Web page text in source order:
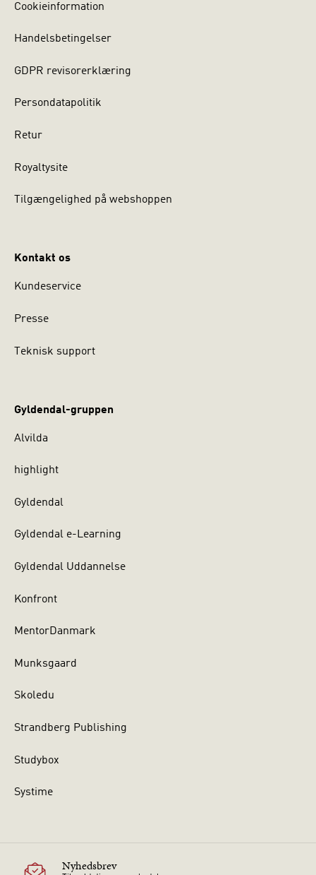
Cookieinformation
Handelsbetingelser
GDPR revisorerklæring
Persondatapolitik
Retur
Royaltysite
Tilgængelighed på webshoppen
Kontakt os
Kundeservice
Presse
Teknisk support
Gyldendal-gruppen
Alvilda
highlight
Gyldendal
Gyldendal e-Learning
Gyldendal Uddannelse
Konfront
MentorDanmark
Munksgaard
Skoledu
Strandberg Publishing
Studybox
Systime
Nyhedsbrev